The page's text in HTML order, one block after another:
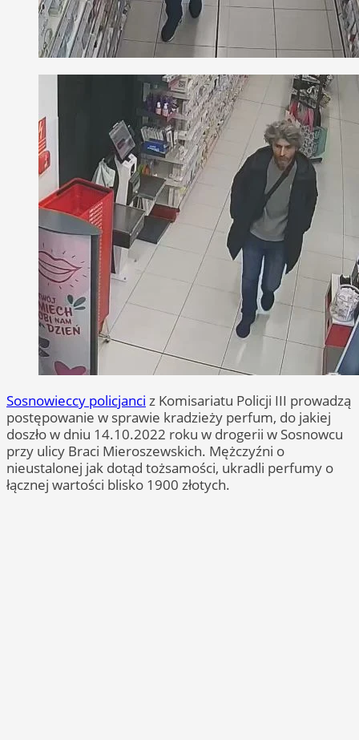
Sosnowieccy policjanci z Komisariatu Policji III prowadzą
postępowanie w sprawie kradzieży perfum, do jakiej
doszło w dniu 14.10.2022 roku w drogerii w Sosnowcu
przy ulicy Braci Mieroszewskich. Mężczyźni o
nieustalonej jak dotąd tożsamości, ukradli perfumy o
łącznej wartości blisko 1900 złotych.